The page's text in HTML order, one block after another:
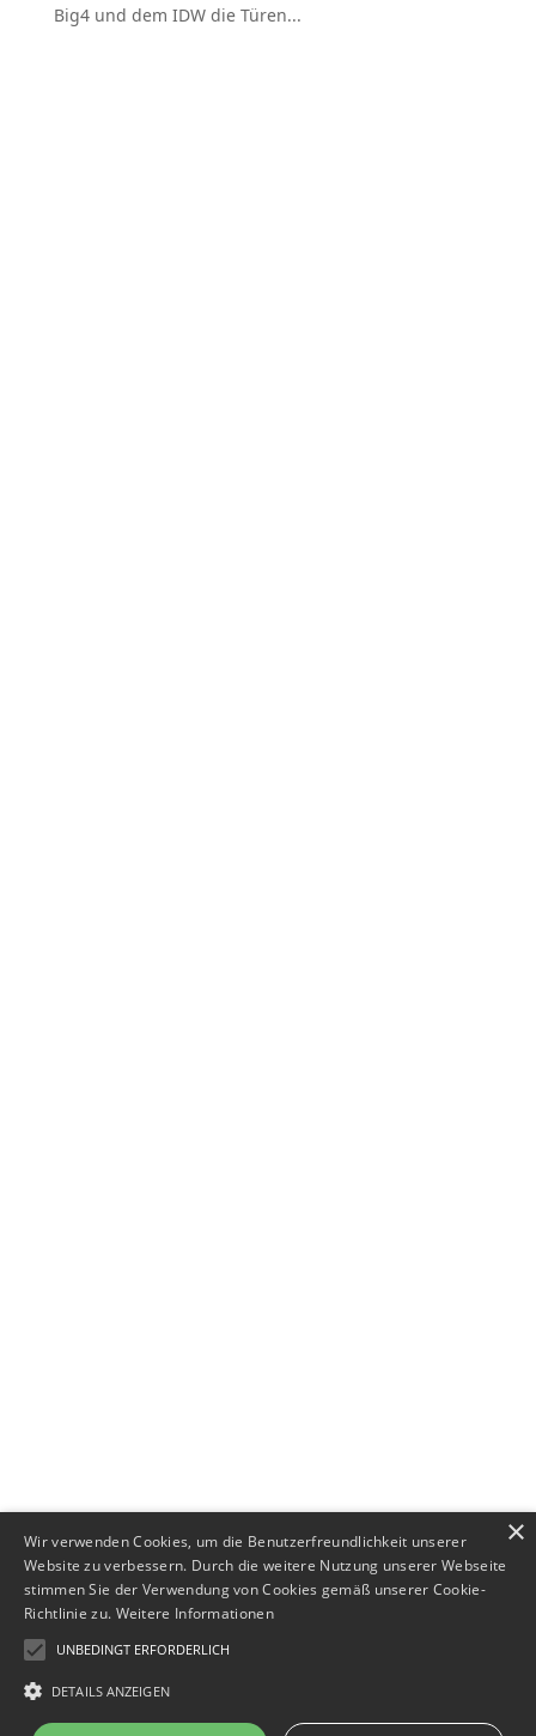
Big4 und dem IDW die Türen...
Impressum
×
Wir verwenden Cookies, um die Benutzerfreundlichkeit unserer
Website zu verbessern. Durch die weitere Nutzung unserer Webseite
stimmen Sie der Verwendung von Cookies gemäß unserer Cookie-
Richtlinie zu. Weitere Informationen
UNBEDINGT ERFORDERLICH
DETAILS ANZEIGEN